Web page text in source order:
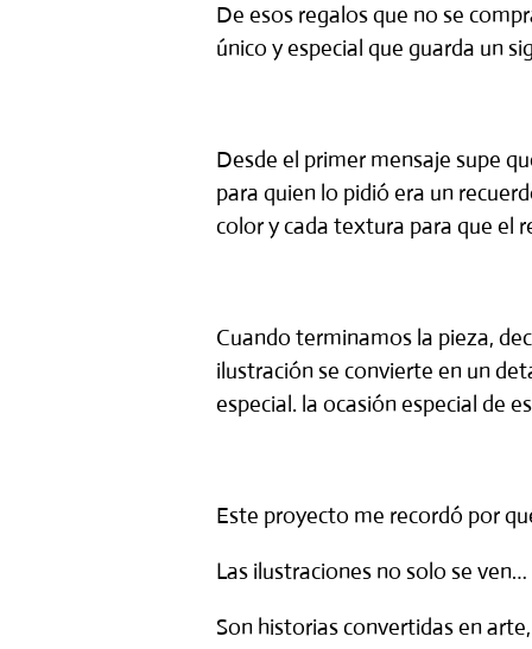
De esos regalos que no se
único y especial que guarda un
Desde el primer mensaje supe
para quien lo pidió era un
color y cada textura para que el
Cuando terminamos la pieza,
ilustración se convierte en un
especial. la ocasión especial de
Este proyecto me recordó por
Las ilustraciones no solo se
Son historias convertidas en